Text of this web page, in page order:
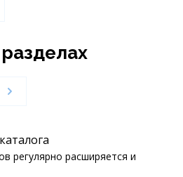
регулярно расширяется и